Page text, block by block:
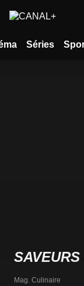
Séries
Mag. Culinaire